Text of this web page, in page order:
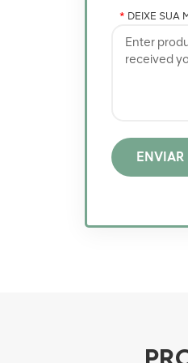
* DEIXE SUA
ENVIAR